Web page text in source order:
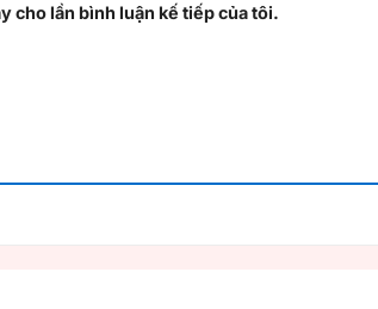
cho lần bình luận kế tiếp của tôi.